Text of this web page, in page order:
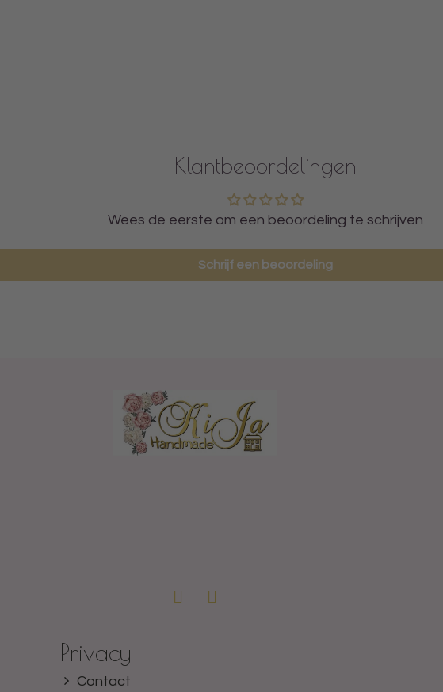
Klantbeoordelingen
Wees de eerste om een beoordeling te schrijven
Schrijf een beoordeling
Privacy
Contact